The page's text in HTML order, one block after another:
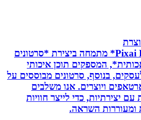
*Pixai Dream Studio* מתמחה ביצירת *סרטונים
המספקים תוכן איכותי
בנוסף, סרטונים מבוססים על
ויוצרים. אנו משלבים
יצירתיות, כדי לייצר חוויות
ומעוררות השראה.